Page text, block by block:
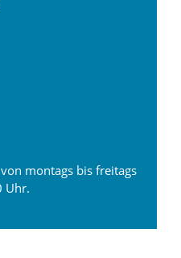
montags bis freitags
Uhr.